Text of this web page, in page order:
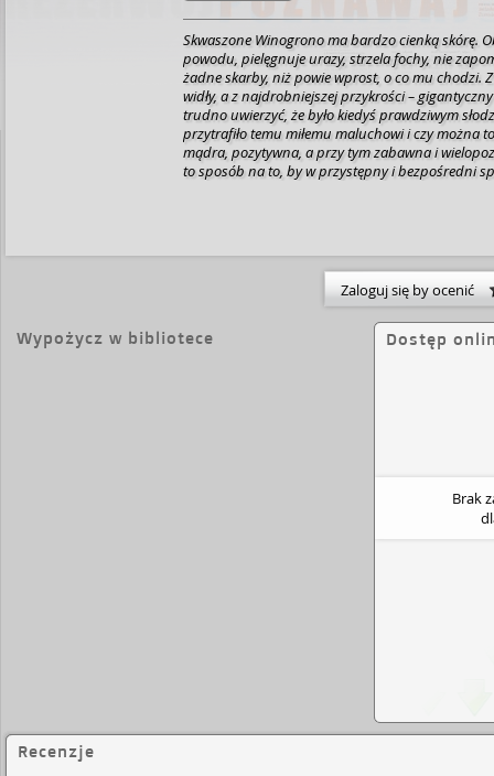
Skwaszone Winogrono ma bardzo cienką skórę.
powodu, pielęgnuje urazy, strzela fochy, nie
żadne skarby, niż powie wprost, o co mu chodzi.
widły, a z najdrobniejszej przykrości –
trudno uwierzyć, że było kiedyś prawdziwym
przytrafiło temu miłemu maluchowi i czy można to
mądra, pozytywna, a przy tym zabawna i
to sposób na to, by w przystępny i bezpośredni
uniwersalną przypowieść o tym, że ideały nie
przede wszystkim taki, jakim go postrzegamy.
Zaloguj się by ocenić
Wypożycz w bibliotece Dostęp
Brak
Recenzje